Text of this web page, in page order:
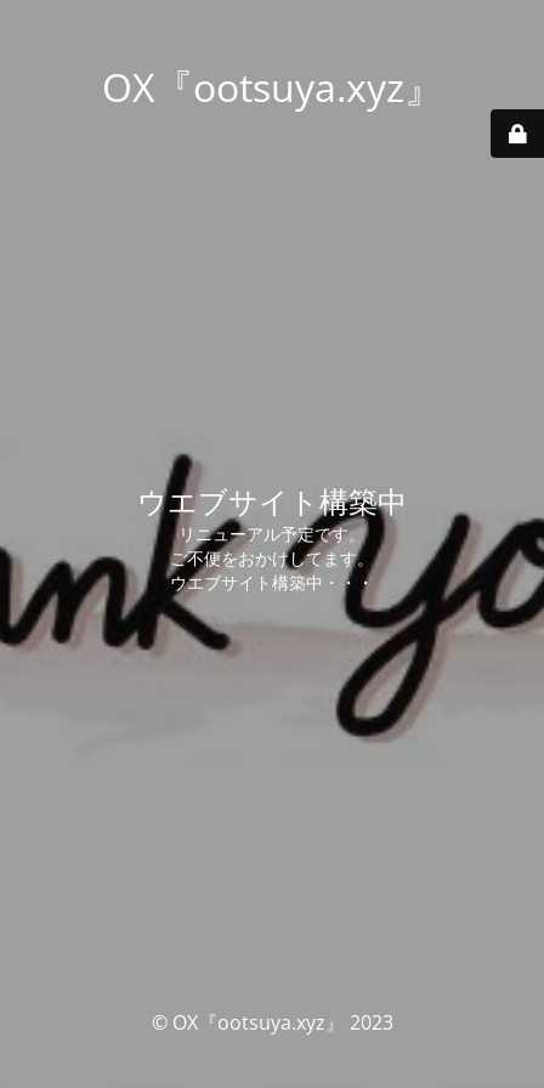
OX『ootsuya.xyz』
ウエブサイト構築中
リニューアル予定です。
ご不便をおかけしてます。
ウエブサイト構築中・・・
© OX『ootsuya.xyz』 2023